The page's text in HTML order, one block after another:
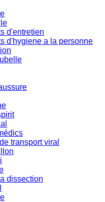
d'entretien
d'hygiene a la personne
transport viral
dissection